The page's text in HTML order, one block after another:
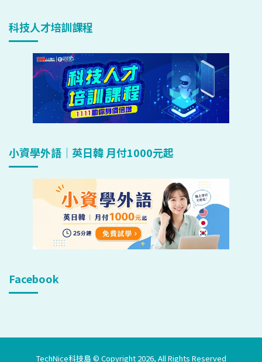
科技人才培訓課程
小資學外語｜英日韓 月付1000元起
Facebook
TechNice科技島 © Copyright 2026, All Rights Reserved